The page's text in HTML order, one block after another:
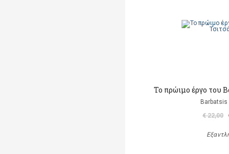
Το πρώιμο έργο του
€ 22,00